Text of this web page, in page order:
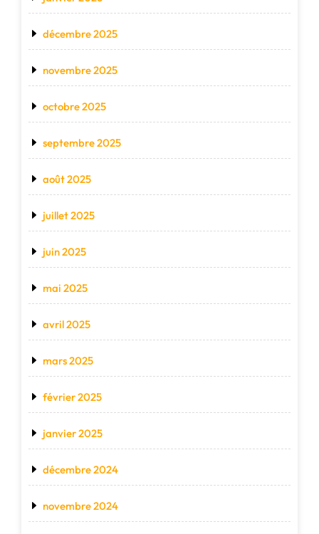
décembre 2025
novembre 2025
octobre 2025
septembre 2025
août 2025
juillet 2025
juin 2025
mai 2025
avril 2025
mars 2025
février 2025
janvier 2025
décembre 2024
novembre 2024